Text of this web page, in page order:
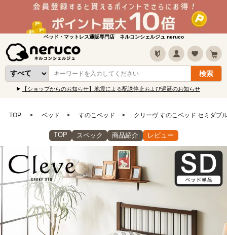
ベッド・マットレス通販専門店 ネルコンシェルジュ neruco
【ショップからのお知らせ】地震による配送停止および遅延のお知らせ
TOP ベッド すのこベッド クリーヴ すのこベッド セミダブ
TOP スペック 商品紹介 レビュー